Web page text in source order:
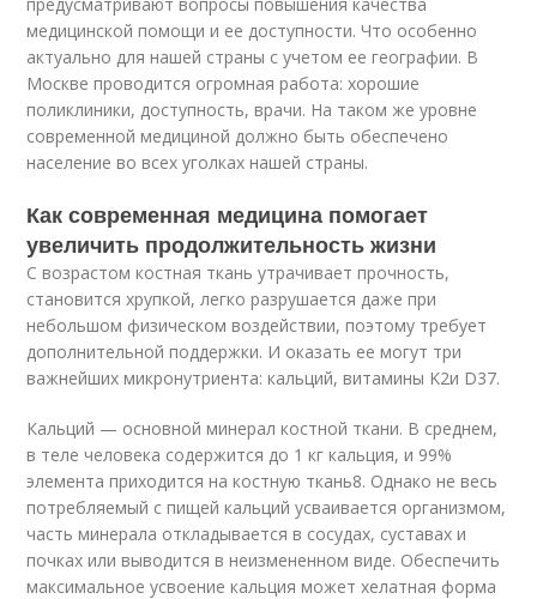
медицинской помощи и ее доступности. Что особенно
актуально для нашей страны с учетом ее географии. В
Москве проводится огромная работа: хорошие
поликлиники, доступность, врачи. На таком же уровне
современной медициной должно быть обеспечено
население во всех уголках нашей страны.
Как современная медицина помогает
увеличить продолжительность жизни
С возрастом костная ткань утрачивает прочность,
становится хрупкой, легко разрушается даже при
небольшом физическом воздействии, поэтому требует
дополнительной поддержки. И оказать ее могут три
важнейших микронутриента: кальций, витамины K2и D37.
Кальций — основной минерал костной ткани. В среднем,
в теле человека содержится до 1 кг кальция, и 99%
элемента приходится на костную ткань8. Однако не весь
потребляемый с пищей кальций усваивается организмом,
часть минерала откладывается в сосудах, суставах и
почках или выводится в неизмененном виде. Обеспечить
максимальное усвоение кальция может хелатная форма